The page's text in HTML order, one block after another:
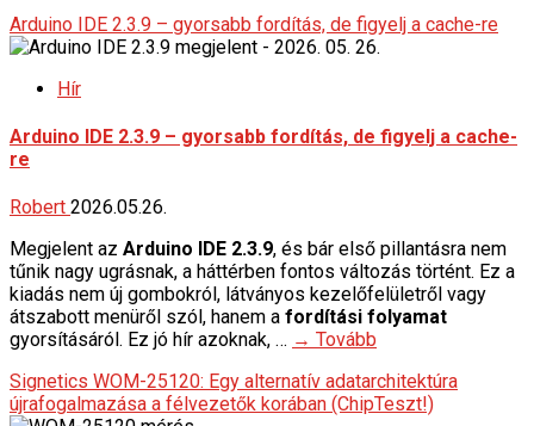
Arduino IDE 2.3.9 – gyorsabb fordítás, de figyelj a cache-re
Hír
Arduino IDE 2.3.9 – gyorsabb fordítás, de figyelj a cache-
re
Robert 2026.05.26.
Megjelent az Arduino IDE 2.3.9, és bár első pillantásra nem
tűnik nagy ugrásnak, a háttérben fontos változás történt. Ez a
kiadás nem új gombokról, látványos kezelőfelületről vagy
átszabott menüről szól, hanem a fordítási folyamat
gyorsításáról. Ez jó hír azoknak, … → Tovább
Signetics WOM-25120: Egy alternatív adatarchitektúra
újrafogalmazása a félvezetők korában (ChipTeszt!)